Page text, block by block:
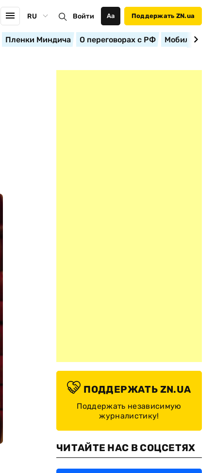
RU Войти Аа Поддержать ZN.ua
Пленки Миндича О переговорах с РФ
ПОДДЕРЖАТЬ ZN.UA
Поддержать независимую
журналистику!
ЧИТАЙТЕ НАС В СОЦСЕТЯХ